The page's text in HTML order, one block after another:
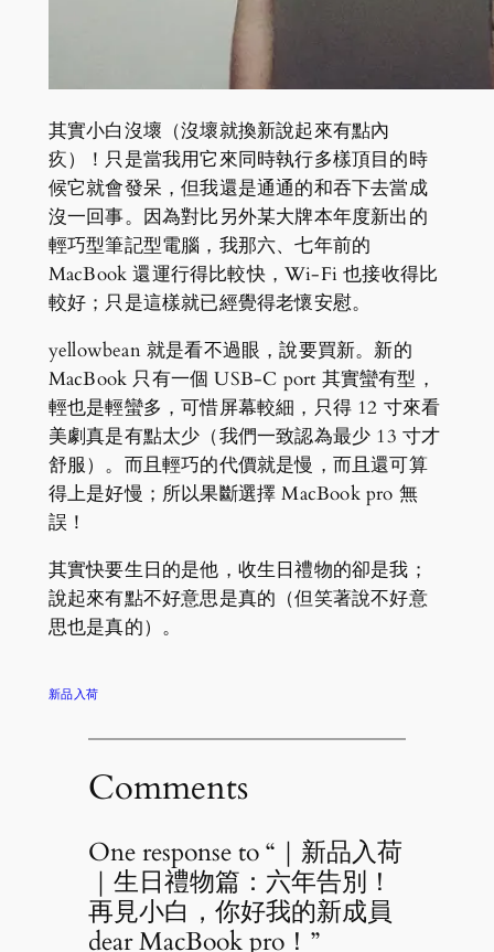
其實小白沒壞（沒壞就換新說起來有點內
疚）！只是當我用它來同時執行多樣頂目的時
候它就會發呆，但我還是通通的和吞下去當成
沒一回事。因為對比另外某大牌本年度新出的
輕巧型筆記型電腦，我那六、七年前的
MacBook 還運行得比較快，Wi-Fi 也接收得比
較好；只是這樣就已經覺得老懷安慰。
yellowbean 就是看不過眼，說要買新。新的
MacBook 只有一個 USB-C port 其實蠻有型，
輕也是輕蠻多，可惜屏幕較細，只得 12 寸來看
美劇真是有點太少（我們一致認為最少 13 寸才
舒服）。而且輕巧的代價就是慢，而且還可算
得上是好慢；所以果斷選擇 MacBook pro 無
誤！
其實快要生日的是他，收生日禮物的卻是我；
說起來有點不好意思是真的（但笑著說不好意
思也是真的）。
新品入荷
Comments
One response to “｜新品入荷
｜生日禮物篇：六年告別！
再見小白，你好我的新成員
dear MacBook pro！”